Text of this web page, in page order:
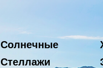
Солнечные
Стеллажи